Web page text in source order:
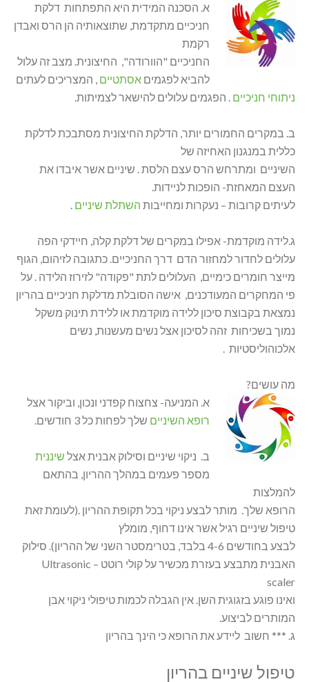
א. הסכנה המידית היא התפתחות דלקת
חניכיים מתקדמת, שתוצאותיה הן הרס ואבדן
רקמת
החניכיים "הוורודה", החיצונית. מצב זה עלול
להביא לפגמים אסתטיים , המצריכים לעתים
ניתוחי חניכיים . הפגמים עלולים להישאר לצמיתות.
ב. במקרים החמורים יותר, הדלקת החיצונית מסתבכת לדלקת
כללית במנגנון האחיזה של
השיניים ומתרחש הרס עצם הלסת . שיניים אשר איבדו את
העצם המאחזת- הופכות לניידות.
לעיתים קרובות – נעקרות ומחייבות השתלת שיניים .
ג.לידה מוקדמת- אפילו במקרים של דלקת קלה, חיידקי הפה
עלולים לחדור למחזור הדם דרך החניכיים. כתגובה לזיהום, הגוף
מייצר חומרים כימיים, העלולים לתת "פקודה" לזירוז הלידה . על
פי המחקרים המעודכנים, אישה הסובלת מדלקת חניכיים בהריון
נמצאת בקבוצת סיכון ללידה מוקדמת או ללידת תינוק משקל
נמוך בשכיחות זהה לסיכון אצל נשים מעשנות, נשים
אלכוהוליסטיות .
מה עושים?
א. המניעה- צחצוח קפדני ונכון, וביקור אצל
רופא השיניים שלך לפחות כל 3 חודשים.
ב. ניקוי שיניים וסילוק אבנית אצל שיננית
מספר פעמים במהלך ההריון, בהתאם
להמלצות
הרופא שלך. מותר לבצע ניקוי בכל תקופת ההריון .(לעומת זאת
טיפול שיניים רגיל אשר אינו דחוף, מומלץ
לבצע בחודשים 4-6 בלבד, בטרימסטר השני של ההריון). סילוק
האבנית מתבצע בעזרת מכשיר על קולי רוטט – Ultrasonic
scaler
ואינו פוגע בזגוגית השן. אין הגבלה לכמות טיפולי ניקוי אבן
המותרים לביצוע.
ג. *** חשוב ליידע את הרופא כי הינך בהריון
טיפול שיניים בהריון